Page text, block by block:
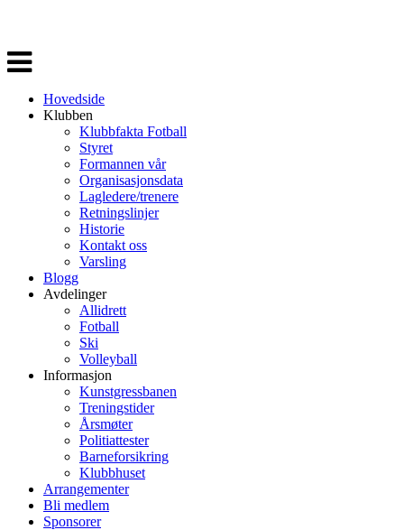
Veksle
navigasjon
Hovedside
Klubben
Klubbfakta Fotball
Styret
Formannen vår
Organisasjonsdata
Lagledere/trenere
Retningslinjer
Historie
Kontakt oss
Varsling
Blogg
Avdelinger
Allidrett
Fotball
Ski
Volleyball
Informasjon
Kunstgressbanen
Treningstider
Årsmøter
Politiattester
Barneforsikring
Klubbhuset
Arrangementer
Bli medlem
Sponsorer